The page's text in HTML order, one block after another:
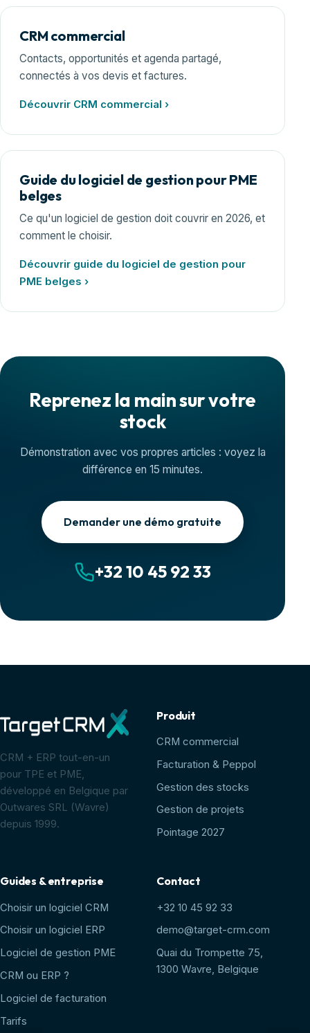
CRM commercial
Contacts, opportunités et agenda partagé,
connectés à vos devis et factures.
Découvrir CRM commercial ›
Guide du logiciel de gestion pour PME
belges
Ce qu'un logiciel de gestion doit couvrir en 2026, et
comment le choisir.
Découvrir guide du logiciel de gestion pour
PME belges ›
Reprenez la main sur votre
stock
Démonstration avec vos propres articles : voyez la
différence en 15 minutes.
Demander une démo gratuite
+32 10 45 92 33
CRM + ERP tout-en-un
pour TPE et PME,
développé en Belgique par
Outwares SRL (Wavre)
depuis 1999.
Produit
CRM commercial
Facturation & Peppol
Gestion des stocks
Gestion de projets
Pointage 2027
Guides & entreprise
Choisir un logiciel CRM
Choisir un logiciel ERP
Logiciel de gestion PME
CRM ou ERP ?
Logiciel de facturation
Tarifs
Contact
+32 10 45 92 33
demo@target-crm.com
Quai du Trompette 75,
1300 Wavre, Belgique